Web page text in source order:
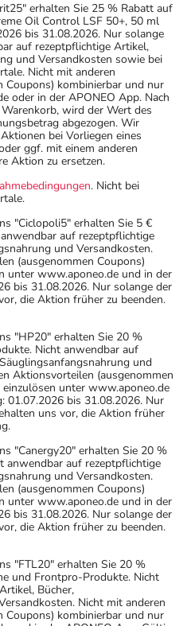
erhalten Sie 25 % Rabatt auf
Oil Control LSF 50+, 50 ml
bis 31.08.2026. Nur solange
auf rezeptpflichtige Artikel,
und Versandkosten sowie bei
Nicht mit anderen
kombinierbar und nur
oder in der APONEO App. Nach
wird der Wert des
abgezogen. Wir
bei Vorliegen eines
ggf. mit einem anderen
Aktion zu ersetzen.
. Nicht bei
"Ciclopoli5" erhalten Sie 5 €
auf rezeptpflichtige
und Versandkosten.
(ausgenommen Coupons)
unter www.aponeo.de und in der
bis 31.08.2026. Nur solange der
die Aktion früher zu beenden.
"HP20" erhalten Sie 20 %
Nicht anwendbar auf
und
Aktionsvorteilen (ausgenommen
unter www.aponeo.de
01.07.2026 bis 31.08.2026. Nur
uns vor, die Aktion früher
"Canergy20" erhalten Sie 20 %
anwendbar auf rezeptpflichtige
und Versandkosten.
(ausgenommen Coupons)
unter www.aponeo.de und in der
bis 31.08.2026. Nur solange der
die Aktion früher zu beenden.
"FTL20" erhalten Sie 20 %
und Frontpro-Produkte. Nicht
Bücher,
Nicht mit anderen
kombinierbar und nur